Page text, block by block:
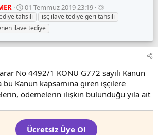
B
a
ş
l
a
g
ı
ç
t
a
i
h
01 Temmuz 2019 23:19
E
t
i
e
l
e
r
tahsili
işç ilave tediye geri tahsili
ilave tediye
No 4492/1 KONU G772 sayılı Kanun
bu Kanun kapsamına giren işçilere
ödemelerin ilişkin bulunduğu yıla ait
Ücretsiz Üye Ol